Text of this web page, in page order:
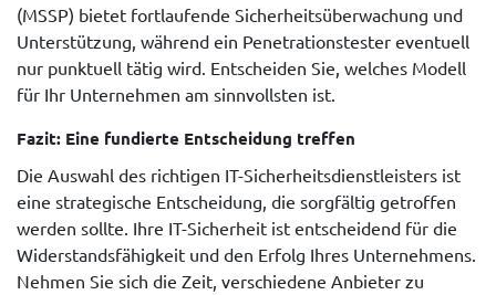
(MSSP) bietet fortlaufende Sicherheitsüberwachung und
Unterstützung, während ein Penetrationstester eventuell
nur punktuell tätig wird. Entscheiden Sie, welches Modell
für Ihr Unternehmen am sinnvollsten ist.
Fazit: Eine fundierte Entscheidung treffen
Die Auswahl des richtigen IT-Sicherheitsdienstleisters ist
eine strategische Entscheidung, die sorgfältig getroffen
werden sollte. Ihre IT-Sicherheit ist entscheidend für die
Widerstandsfähigkeit und den Erfolg Ihres Unternehmens.
Nehmen Sie sich die Zeit, verschiedene Anbieter zu